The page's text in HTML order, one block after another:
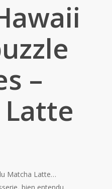
–
Matcha Latte…